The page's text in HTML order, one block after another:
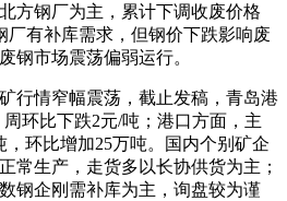
方钢厂为主，累计下调收废价格
厂有补库需求，但钢价下跌影响废
钢市场震荡偏弱运行。
行情窄幅震荡，截止发稿，青岛港
周环比下跌2元/吨；港口方面，主
，环比增加25万吨。国内个别矿企
常生产，走货多以长协供货为主；
钢企刚需补库为主，询盘较为谨